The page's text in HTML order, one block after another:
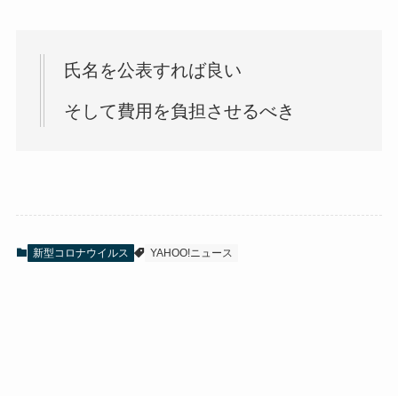
氏名を公表すれば良い
そして費用を負担させるべき
新型コロナウイルス YAHOO!ニュース